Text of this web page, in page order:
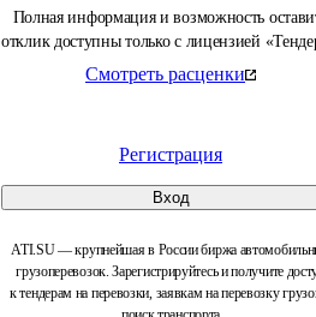
Полная информация и возможность
отклик доступны только с лицензией
Смотреть расценки
Регистрация
Вход
ATI.SU — крупнейшая в России биржа
грузоперевозок. Зарегистрируйтесь и получите
к тендерам на перевозки, заявкам на перевозку